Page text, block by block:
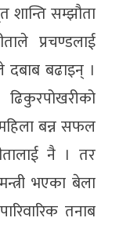
सम्झौता
प्रचण्डलाई
बढाइन् ।
बन्न सफल
नै । तर
भएका बेला
तनाब